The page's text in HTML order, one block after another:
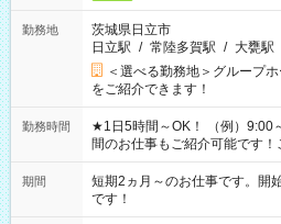
勤務地
茨城県日立市
日立駅 / 常陸多賀駅 / 大甕駅
＜選べる勤務地＞グルー
をご紹介できます！
勤務時間
★1日5時間～OK！ （例）9:00
間のお仕事もご紹介可能です
家庭の都合でお休みが必要な
※週最低15時間以上の勤務が必
期間
短期2ヵ月～のお仕事です。
です！